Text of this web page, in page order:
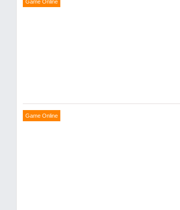
Game Online
Game Online